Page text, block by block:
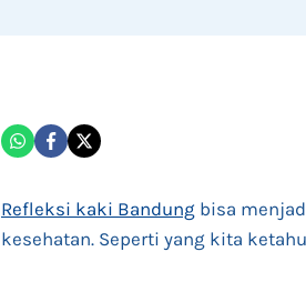
Refleksi kaki Bandung bisa
kesehatan. Seperti yang kita